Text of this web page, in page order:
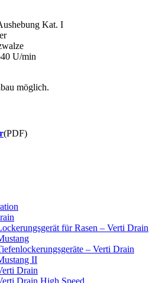
Kat. I
U/min
möglich.
(PDF)
für Rasen – Verti Drain
– Verti Drain
II
Drain